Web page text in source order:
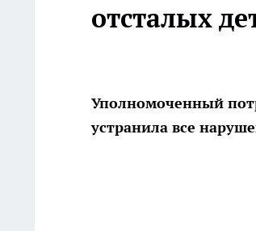
отсталых
Уполномоченный
устранила все